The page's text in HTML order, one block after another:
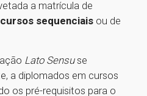
a matrícula de
cursos sequenciais ou de
Lato Sensuse
a diplomados em cursos
os pré-requisitos para o